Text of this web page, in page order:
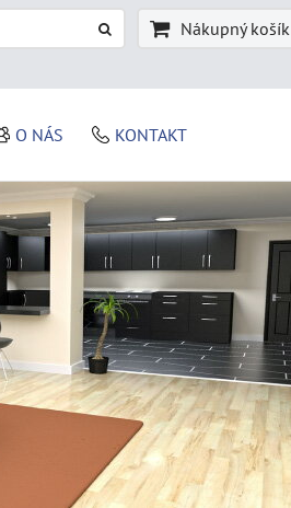
Nákupný košík
O NÁS KONTAKT